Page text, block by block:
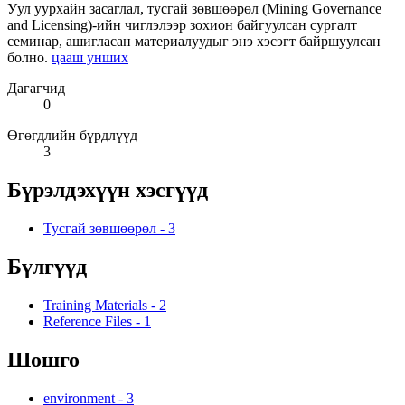
Уул уурхайн засаглал, тусгай зөвшөөрөл (Mining Governance
and Licensing)-ийн чиглэлээр зохион байгуулсан сургалт
семинар, ашигласан материалуудыг энэ хэсэгт байршуулсан
болно. цааш унших
Дагагчид
0
Өгөгдлийн бүрдлүүд
3
Бүрэлдэхүүн хэсгүүд
Тусгай зөвшөөрөл - 3
Бүлгүүд
Training Materials - 2
Reference Files - 1
Шошго
environment - 3